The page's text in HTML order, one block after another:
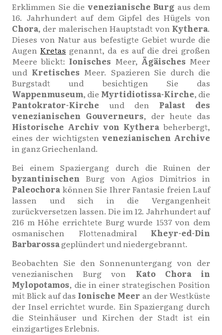
Erklimmen Sie die venezianische Burg aus dem
16. Jahrhundert auf dem Gipfel des Hügels von
Chora, der malerischen Hauptstadt von Kythera.
Dieses von Natur aus befestigte Gebiet wurde die
AugenKretas genannt, da es auf die drei großen
Meere blickt: Ionisches Meer, Ägäisches Meer
und Kretisches Meer. Spazieren Sie durch die
Burgstadt und besichtigen Sie das
Wappenmuseum, die Myrtidiotissa-Kirche, die
Pantokrator-Kirche und den Palast des
venezianischen Gouverneurs, der heute das
Historische Archiv von Kytherabeherbergt,
eines der wichtigsten venezianischen Archive
in ganz Griechenland.
Bei einem Spaziergang durch die Ruinen der
byzantinischen Burg von Agios Dimitrios in
Paleochorakönnen Sie Ihrer Fantasie freien Lauf
lassen und sich in die Vergangenheit
zurückversetzen lassen. Die im 12. Jahrhundert auf
216 m Höhe errichtete Burg wurde 1537 von dem
osmanischen Flottenadmiral Kheyr-ed-Din
Barbarossageplündert und niedergebrannt.
Beobachten Sie den Sonnenuntergang von der
venezianischen Burg von Kato Chora in
Mylopotamos, die in einer strategischen Position
mit Blick auf das Ionische Meer an der Westküste
der Insel errichtet wurde. Ein Spaziergang durch
die Steinhäuser und Kirchen der Stadt ist ein
einzigartiges Erlebnis.